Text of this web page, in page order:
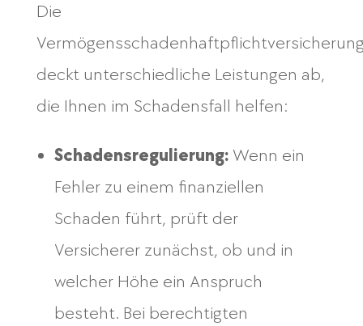
Die
deckt unterschiedliche Leistungen ab,
die Ihnen im Schadensfall helfen:
Schadensregulierung:Wenn ein
Fehler zu einem finanziellen
Schaden führt, prüft der
Versicherer zunächst, ob und in
welcher Höhe ein Anspruch
besteht. Bei berechtigten